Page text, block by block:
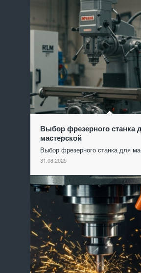
Выбор фрезерного станка
мастерской
Выбор фрезерного станка для
31.08.2025